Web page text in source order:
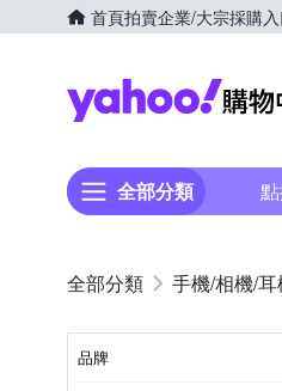
首頁拍賣企業/大宗採購入
全部分類
手機/相機/
品牌